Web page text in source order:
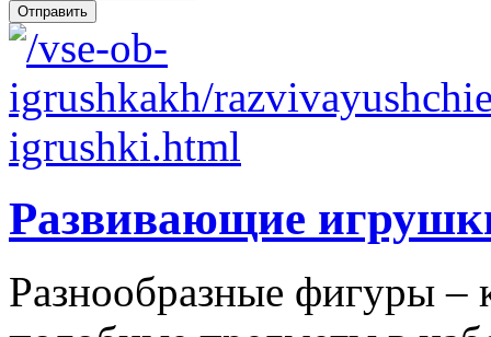
Развивающие
Разнообразные фигуры –